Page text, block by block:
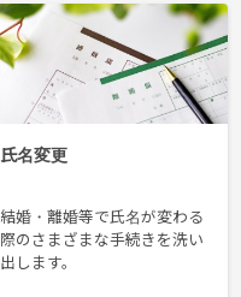
氏名変更
結婚・離婚等で氏名が変わる
際のさまざまな手続きを洗い
出します。